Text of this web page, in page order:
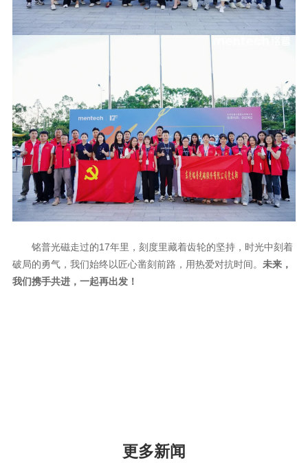
破局的勇气，我们始终以匠心凿刻前路，用热爱对抗时间。
我们携手共进，一起再出发！
更多新闻